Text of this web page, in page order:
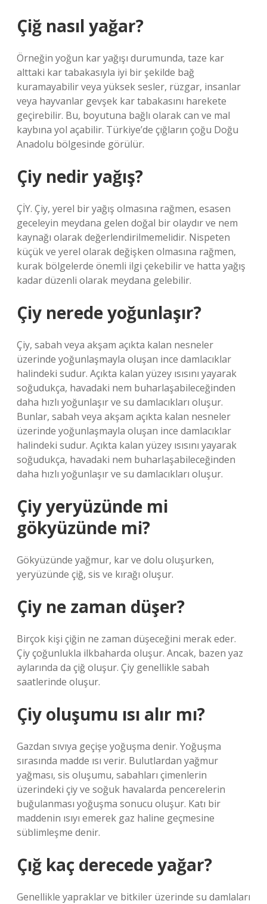
Çiğ nasıl yağar?
Örneğin yoğun kar yağışı durumunda, taze kar
alttaki kar tabakasıyla iyi bir şekilde bağ
kuramayabilir veya yüksek sesler, rüzgar, insanlar
veya hayvanlar gevşek kar tabakasını harekete
geçirebilir. Bu, boyutuna bağlı olarak can ve mal
kaybına yol açabilir. Türkiye’de çığların çoğu Doğu
Anadolu bölgesinde görülür.
Çiy nedir yağış?
ÇİY. Çiy, yerel bir yağış olmasına rağmen, esasen
geceleyin meydana gelen doğal bir olaydır ve nem
kaynağı olarak değerlendirilmemelidir. Nispeten
küçük ve yerel olarak değişken olmasına rağmen,
kurak bölgelerde önemli ilgi çekebilir ve hatta yağış
kadar düzenli olarak meydana gelebilir.
Çiy nerede yoğunlaşır?
Çiy, sabah veya akşam açıkta kalan nesneler
üzerinde yoğunlaşmayla oluşan ince damlacıklar
halindeki sudur. Açıkta kalan yüzey ısısını yayarak
soğudukça, havadaki nem buharlaşabileceğinden
daha hızlı yoğunlaşır ve su damlacıkları oluşur.
Bunlar, sabah veya akşam açıkta kalan nesneler
üzerinde yoğunlaşmayla oluşan ince damlacıklar
halindeki sudur. Açıkta kalan yüzey ısısını yayarak
soğudukça, havadaki nem buharlaşabileceğinden
daha hızlı yoğunlaşır ve su damlacıkları oluşur.
Çiy yeryüzünde mi
gökyüzünde mi?
Gökyüzünde yağmur, kar ve dolu oluşurken,
yeryüzünde çiğ, sis ve kırağı oluşur.
Çiy ne zaman düşer?
Birçok kişi çiğin ne zaman düşeceğini merak eder.
Çiy çoğunlukla ilkbaharda oluşur. Ancak, bazen yaz
aylarında da çiğ oluşur. Çiy genellikle sabah
saatlerinde oluşur.
Çiy oluşumu ısı alır mı?
Gazdan sıvıya geçişe yoğuşma denir. Yoğuşma
sırasında madde ısı verir. Bulutlardan yağmur
yağması, sis oluşumu, sabahları çimenlerin
üzerindeki çiy ve soğuk havalarda pencerelerin
buğulanması yoğuşma sonucu oluşur. Katı bir
maddenin ısıyı emerek gaz haline geçmesine
süblimleşme denir.
Çığ kaç derecede yağar?
Genellikle yapraklar ve bitkiler üzerinde su damlaları